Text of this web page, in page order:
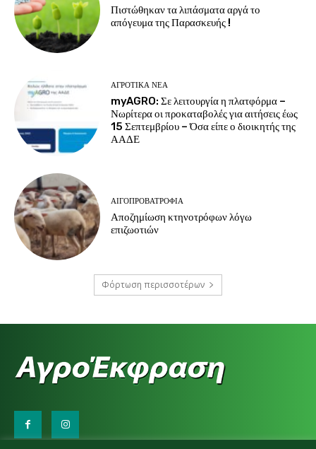
Πιστώθηκαν τα λιπάσματα αργά το
απόγευμα της Παρασκευής !
ΑΓΡΟΤΙΚΆ ΝΈΑ
myAGRO: Σε λειτουργία η πλατφόρμα –
Νωρίτερα οι προκαταβολές για αιτήσεις έως
15 Σεπτεμβρίου – Όσα είπε ο διοικητής της
ΑΑΔΕ
ΑΙΓΟΠΡΟΒΑΤΡΟΦΊΑ
Αποζημίωση κτηνοτρόφων λόγω
επιζωοτιών
Φόρτωση περισσοτέρων